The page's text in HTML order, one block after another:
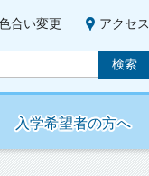
合い変更 アクセス
入学希望者の方へ